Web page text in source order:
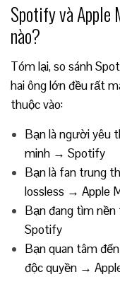
Spotify và Apple
nào?
Tóm lại, so sánh
hai ông lớn đều rất
thuộc vào:
Bạn là người yêu
minh → Spotify
Bạn là fan trung
lossless → Apple
Bạn đang tìm
Spotify
Bạn quan tâm
độc quyền →